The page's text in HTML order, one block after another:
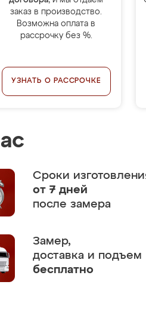
заказ в производство.
Возможна оплата в
рассрочку без %.
УЗНАТЬ О РАССРОЧКЕ
Сроки
от 7 дней
после замера
Замер,
доставка и подъем
бесплатно